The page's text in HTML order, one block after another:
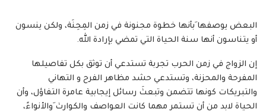
البعض يوصفها َبأنها خطوة مجنونة في زمن المِحِنَة، ولكن ينسون
أو يتناسون أنها سنة الحياة التي تمضي بإرادة الله.
إن الزواج في زمن الحرب تجربة تستدعي أن توثق بكل تفاصيلها
المفرحة والمحزنة، وتستدعي حشد مظاهر الفرح و التهاني
والتبريكات كونها تتضمن وتبعثَ رسائل إيجابية عامرة التفاؤل، وأن
الحياة لابد من أن تستمر مهما كانت العواصف والكوارث َوالأنواءً،